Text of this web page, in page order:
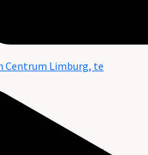
Centrum Limburg, te